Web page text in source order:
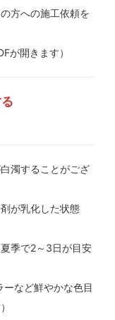
方への施工依頼を
が開きます）
濁することがござ
が乳化した状態
季で2～3日が目安
ーなど鮮やかな色目